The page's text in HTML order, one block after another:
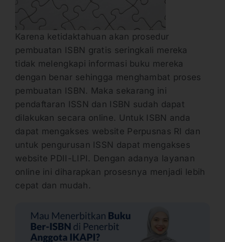
Karena ketidaktahuan akan prosedur
pembuatan ISBN gratis seringkali mereka
tidak melengkapi informasi buku mereka
dengan benar sehingga menghambat proses
pembuatan ISBN. Maka sekarang ini
pendaftaran ISSN dan ISBN sudah dapat
dilakukan secara online. Untuk ISBN anda
dapat mengakses website Perpusnas RI dan
untuk pengurusan ISSN dapat mengakses
website PDII-LIPI. Dengan adanya layanan
online ini diharapkan prosesnya menjadi lebih
cepat dan mudah.